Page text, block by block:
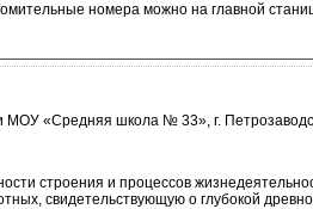
номера можно на главной
МОУ «Средняя школа № 33», г.
строения и процессов
свидетельствующую о глубокой